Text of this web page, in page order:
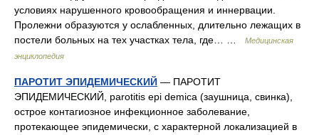
условиях нарушенного кровообращения и иннервации.
Пролежни образуются у ослабленных, длительно лежащих в
постели больных на тех участках тела, где… …
Медицинская
энциклопедия
ПАРОТИТ ЭПИДЕМИЧЕСКИЙ — ПАРОТИТ
ЭПИДЕМИЧЕСКИЙ, parotitis epi demica (заушница, свинка),
острое контагиозное инфекционное заболевание,
протекающее эпидемически, с характерной локализацией в